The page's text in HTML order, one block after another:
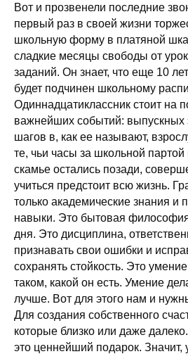
Вот и прозвенели последние
первый раз в своей жизни
школьную форму в платяной
сладкие месяцы свободы от
заданий. Он знает, что еще 10
будет подчинен школьному
Одиннадцатиклассник стоит на
важнейших событий: выпускных
шагов в, как ее называют,
те, чьи часы за школьной партой
скамье остались позади,
учиться предстоит всю жизнь.
только академические знания и
навыки. Это бытовая
дня. Это дисциплина,
признавать свои ошибки и
сохранять стойкость. Это
таком, какой он есть. Умение
лучше. Вот для этого нам и
Для создания собственного
которые близко или даже
это ценнейший подарок. Значит,